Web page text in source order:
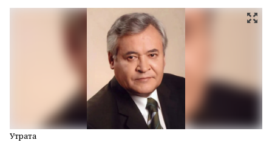
Утрата